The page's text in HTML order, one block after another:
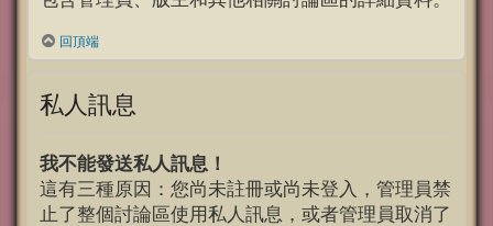
回頂端
私人訊息
我不能發送私人訊息！
這有三種原因：您尚未註冊或尚未登入，管理員禁
止了整個討論區使用私人訊息，或者管理員取消了